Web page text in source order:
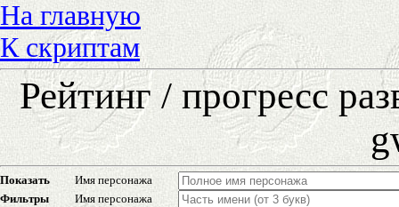
На главную
К скриптам
Рейтинг / прогресс
Показать
Имя персонажа
Фильтры
Имя персонажа